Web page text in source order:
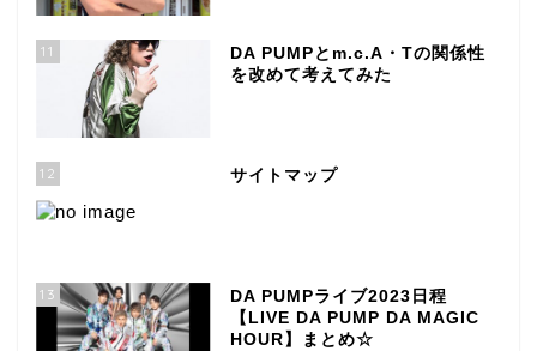
11
DA PUMPとm.c.A・Tの関係性
を改めて考えてみた
12 サイトマップ
13
DA PUMPライブ2023日程
【LIVE DA PUMP DA MAGIC
HOUR】まとめ☆